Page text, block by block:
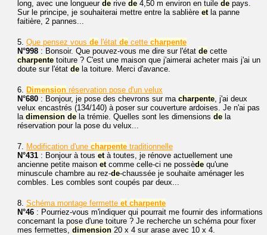
long, avec une longueur de rive de 4,50 m environ en tuile de pays.
Sur le principe, je souhaiterai mettre entre la sablière etla panne
faitière, 2 pannes...
5. Que pensez vous de l'état de cette charpente
N°998 : Bonsoir. Que pouvez-vous me dire sur l'état de cette
charpente toiture ? C'est une maison que j'aimerai acheter mais j'ai un
doute sur l'état de la toiture. Merci d'avance.
6. Dimension réservation pose d'un velux
N°680 : Bonjour, je pose des chevrons sur ma charpente, j'ai deux
velux encastrés (134/140) à poser sur couverture ardoises. Je n'ai pas
la dimension de la trémie. Quelles sont les dimensions de la
réservation pour la pose du velux...
7. Modification d'une charpente traditionnelle
N°431 : Bonjour à tous età toutes, je rénove actuellement une
ancienne petite maison etcomme celle-ci ne possède qu'une
minuscule chambre au rez-de-chaussée je souhaite aménager les
combles. Les combles sont coupés par deux...
8. Schéma montage fermette et charpente
N°46 : Pourriez-vous m'indiquer qui pourrait me fournir des informations
concernant la pose d'une toiture ? Je recherche un schéma pour fixer
mes fermettes, dimension 20 x 4 sur arase avec 10 x 4.